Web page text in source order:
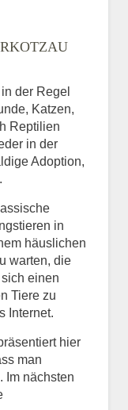
der Regel
Katzen,
Reptilien
in der
Adoption,
in
häuslichen
warten, die
einen
Tiere zu
Internet.
hier
man
Im nächsten